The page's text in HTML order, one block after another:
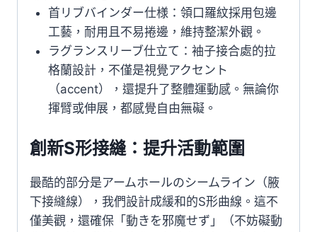
首リブバインダー仕様：領口羅紋採用包邊
工藝，耐用且不易捲邊，維持整潔外觀。
ラグランスリーブ仕立て：袖子接合處的拉
格蘭設計，不僅是視覺アクセント
（accent），還提升了整體運動感。無論你
揮臂或伸展，都感覺自由無礙。
創新S形接縫：提升活動範圍
最酷的部分是アームホールのシームライン（腋
下接縫線），我們設計成緩和的S形曲線。這不
僅美觀，還確保「動きを邪魔せず」（不妨礙動